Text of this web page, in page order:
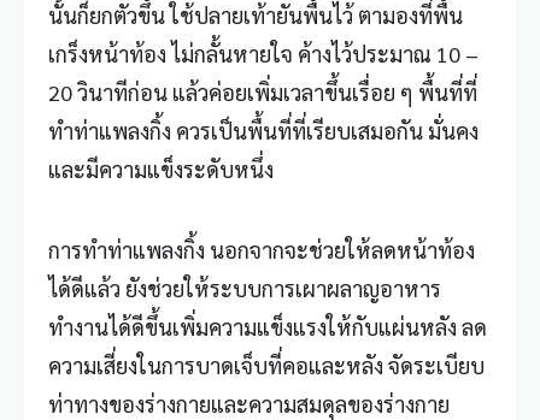
นั้นก็ยกตัวขึ้น ใช้ปลายเท้ายันพื้นไว้ ตามองที่พื้น
เกร็งหน้าท้อง ไม่กลั้นหายใจ ค้างไว้ประมาณ 10 –
20 วินาทีก่อน แล้วค่อยเพิ่มเวลาขึ้นเรื่อย ๆ พื้นที่ที่
ทำท่าแพลงกิ้ง ควรเป็นพื้นที่ที่เรียบเสมอกัน มั่นคง
และมีความแข็งระดับหนึ่ง
การทำท่าแพลงกิ้ง นอกจากจะช่วยให้ลดหน้าท้อง
ได้ดีแล้ว ยังช่วยให้ระบบการเผาผลาญอาหาร
ทำงานได้ดีขึ้นเพิ่มความแข็งแรงให้กับแผ่นหลัง ลด
ความเสี่ยงในการบาดเจ็บที่คอและหลัง จัดระเบียบ
ท่าทางของร่างกายและความสมดุลของร่างกาย